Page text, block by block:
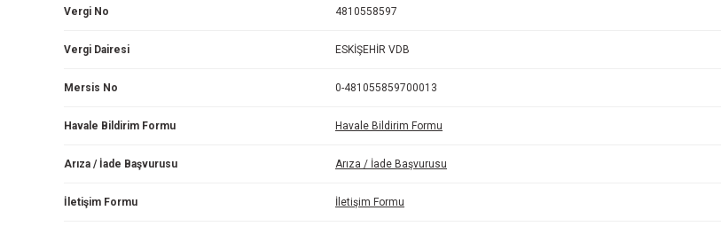
Vergi No 4810558597
Vergi Dairesi ESKİŞEHİR VDB
Mersis No 0-481055859700013
Havale Bildirim Formu Havale Bildirim Formu
Arıza / İade Başvurusu Arıza / İade Başvurusu
İletişim Formu İletişim Formu